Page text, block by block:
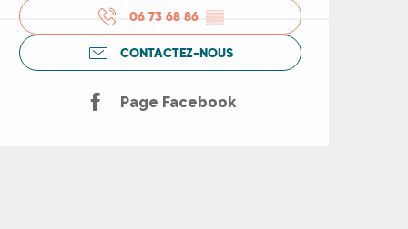
06 73 68 86 ▒▒
CONTACTEZ-NOUS
Page Facebook